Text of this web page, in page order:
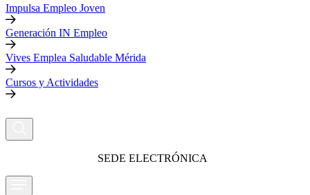
Impulsa Empleo Joven
Generación IN Empleo
Vives Emplea Saludable Mérida
Cursos y Actividades
SEDE ELECTRÓNICA